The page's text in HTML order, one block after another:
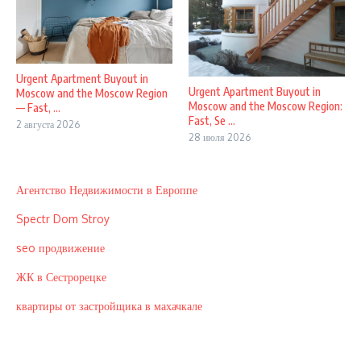
Urgent Apartment Buyout in
Moscow and the Moscow Region
— Fast, ...
2 августа 2026
Urgent Apartment Buyout in
Moscow and the Moscow Region:
Fast, Se ...
28 июля 2026
Агентство Недвижимости в Европпе
Spectr Dom Stroy
seo продвижение
ЖК в Сестрорецке
квартиры от застройщика в махачкале